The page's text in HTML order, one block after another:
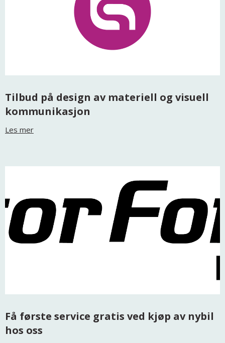
Tilbud på design av materiell og visuell
kommunikasjon
Les mer
Få første service gratis ved kjøp av nybil
hos oss